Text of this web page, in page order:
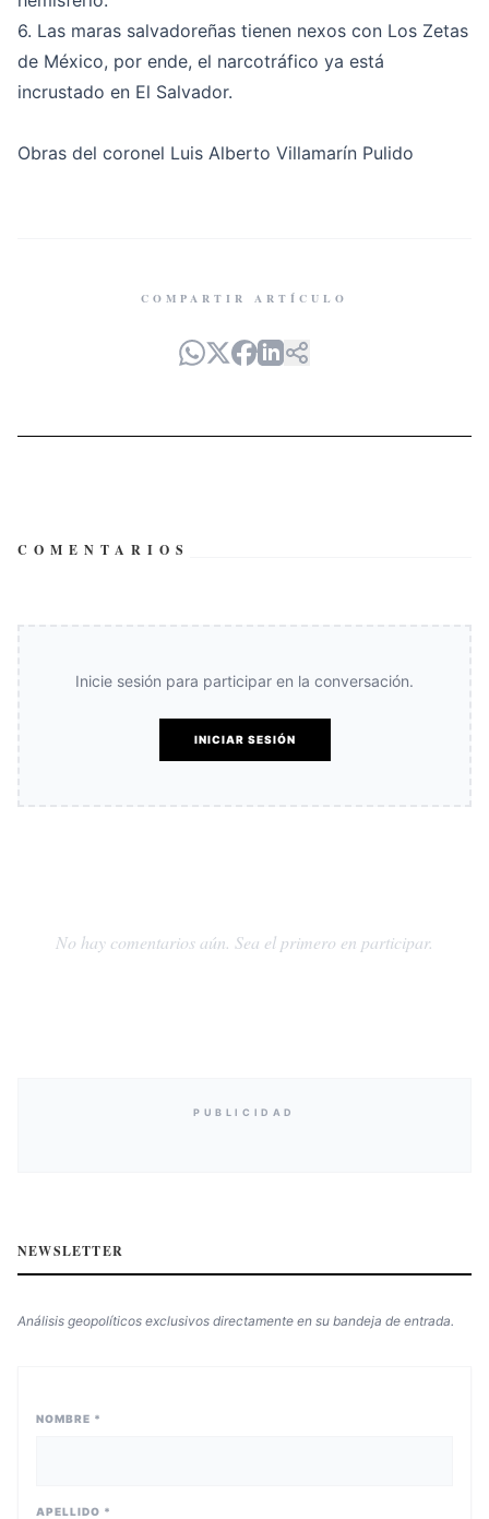
6. Las maras salvadoreñas tienen nexos con Los Zetas
de México, por ende, el narcotráfico ya está
incrustado en El Salvador.
Obras del coronel Luis Alberto Villamarín Pulido
COMPARTIR ARTÍCULO
COMENTARIOS
Inicie sesión para participar en la conversación.
INICIAR SESIÓN
No hay comentarios aún. Sea el primero en participar.
PUBLICIDAD
NEWSLETTER
Análisis geopolíticos exclusivos directamente en su bandeja de entrada.
NOMBRE *
APELLIDO *